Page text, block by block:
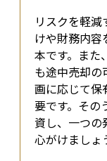
リスクを軽
けや財務内
本です。また
も途中売却の
画に応じて保
要です。その
資し、一つの
心がけましょ